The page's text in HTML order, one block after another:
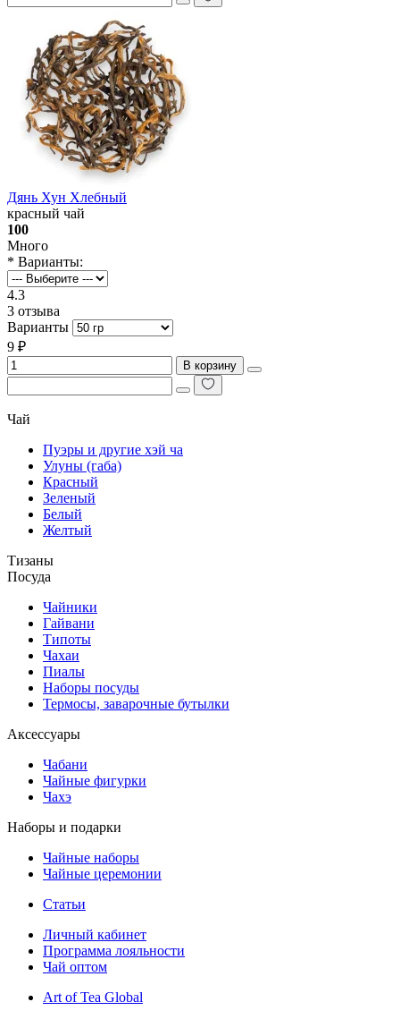
Дянь Хун Хлебный
красный чай
100
Много
* Варианты:
4.3
3 отзыва
Варианты
9 ₽
В корзину
Чай
Пуэры и другие хэй ча
Улуны (габа)
Красный
Зеленый
Белый
Желтый
Тизаны
Посуда
Чайники
Гайвани
Типоты
Чахаи
Пиалы
Наборы посуды
Термосы, заварочные бутылки
Аксессуары
Чабани
Чайные фигурки
Чахэ
Наборы и подарки
Чайные наборы
Чайные церемонии
Статьи
Личный кабинет
Программа лояльности
Чай оптом
Art of Tea Global